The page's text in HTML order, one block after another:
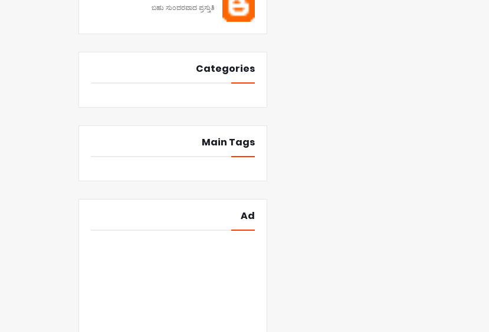
ಬಹು ಸುಂದರವಾದ ಪ್ರಸ್ತುತಿ
Categories
Main Tags
Ad